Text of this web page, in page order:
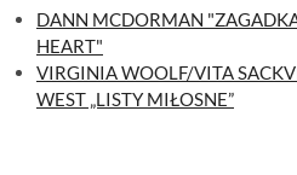
DANN MCDORMAN
HEART"
VIRGINIA WOOLF/VITA
WEST „LISTY MIŁOSNE”